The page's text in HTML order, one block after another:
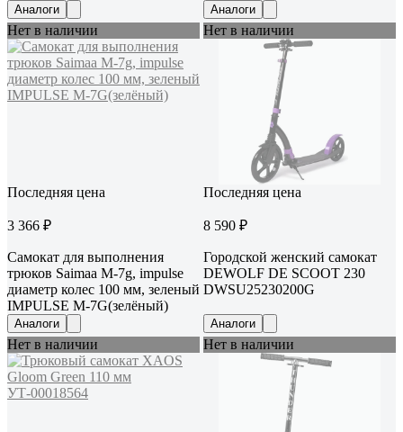
Аналоги Аналоги
Нет в наличии
Последняя цена
3 366 ₽
Самокат для выполнения
трюков Saimaa M-7g, impulse
диаметр колес 100 мм, зеленый
IMPULSE M-7G(зелёный)
Аналоги
Нет в наличии
Последняя цена
8 590 ₽
Городской женский самокат
DEWOLF DE SCOOT 230
DWSU25230200G
Аналоги
Нет в наличии Нет в наличии